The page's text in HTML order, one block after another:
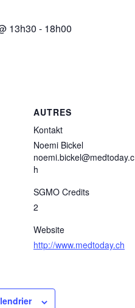
13h30 - 18h00
AUTRES
Kontakt
Noemi Bickel
noemi.bickel@medtoday.c
h
SGMO Credits
2
Website
http://www.medtoday.ch